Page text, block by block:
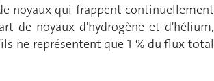
noyaux qui frappent continuellement
de noyaux d'hydrogène et d'hélium,
ne représentent que 1 % du flux total